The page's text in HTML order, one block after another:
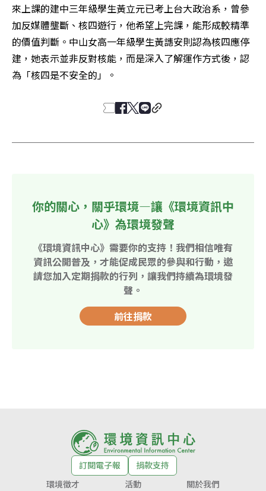
來上課的建中三年級學生黃立元已考上台大政治系，曾參
加反媒體壟斷、核四遊行，他希望上完課，能形成較精準
的價值判斷。中山女高一年級學生黃譓安則認為核四應停
建，她表示並非反對核能，而是深入了解運作方式後，認
為「核四是不安全的」。
你的關心，關乎環境—讓《環境資訊中
心》為環境發聲
《環境資訊中心》需要你的支持！我們相信唯有
資訊公開普及，才能促成民眾的參與和行動，邀
請您加入定期捐款的行列，讓我們持續為環境發
聲。
前往捐款
訂閱電子報
捐款支持
環境徵才
活動 關於我們